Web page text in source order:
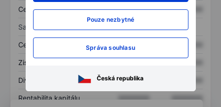
Pouze nezbytné
Správa souhlasu
Česká republika
Celkový dluh XXXXXXX XXXXXXX
Sazby
Cena/tržby XXXXXXX
Zisk na akcii
Dividenda na akcii XXXXXXX
Rentabilita kapitálu XXXXXXX
XXXXXXX